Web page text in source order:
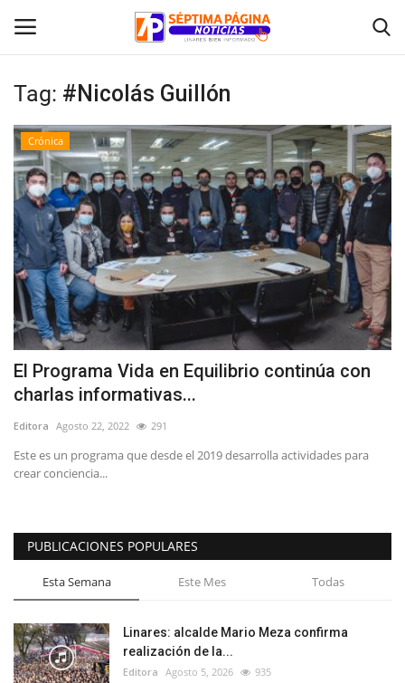
Inicio
Crónica
Policial
Tribunales
Deporte
Política
Espectáculos
Tag: #Nicolás Guillón
Crónica
El Programa Vida en Equilibrio continúa con
charlas informativas...
Editora Agosto 22, 2022 291
Este es un programa que desde el 2019 desarrolla actividades para
crear conciencia...
PUBLICACIONES POPULARES
Esta Semana Este Mes Todas
Linares: alcalde Mario Meza confirma
realización de la...
Editora Agosto 5, 2026 935